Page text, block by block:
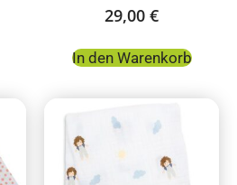
29,00 €
In den Warenkorb